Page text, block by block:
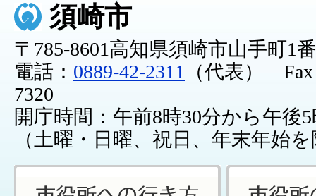
須崎市
〒785-8601高知県須崎市山手町1
電話： 0889-42-2311
（代表） Fax
7320
開庁時間：午前8時30分から午後
（土曜・日曜、祝日、年末年始